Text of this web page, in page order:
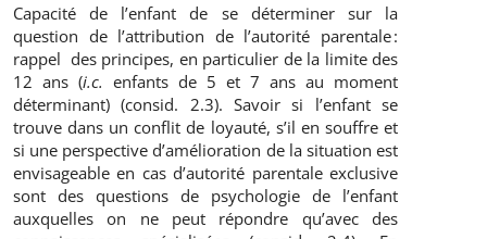
Capacité de l’enfant de se déterminer sur la
question de l’attribution de l’autorité parentale :
rappel des principes, en particulier de la limite des
12 ans (i.c. enfants de 5 et 7 ans au moment
déterminant) (consid. 2.3). Savoir si l’enfant se
trouve dans un conflit de loyauté, s’il en souffre et
si une perspective d’amélioration de la situation est
envisageable en cas d’autorité parentale exclusive
sont des questions de psychologie de l’enfant
auxquelles on ne peut répondre qu’avec des